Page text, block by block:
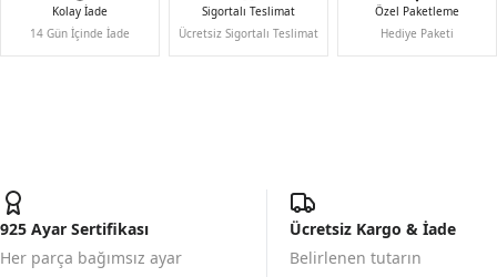
Kolay İade
14 Gün İçinde İade
Sigortalı Teslimat
Ücretsiz Sigortalı Teslimat
Özel Paketleme
Hediye Paketi
925 Ayar Sertifikası
Her parça bağımsız ayar
Ücretsiz Kargo & İade
Belirlenen tutarın